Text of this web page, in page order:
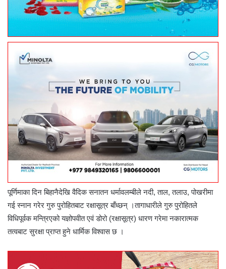
पूर्णिमाका दिन बिहानैदेखि वैदिक सनातन धर्मावलम्बीले नदी, ताल, तलाउ, पोखरीमा
गई स्नान गरेर गुरु पुरोहितबाट रक्षासूत्र बाँध्छन् ।तागाधारीले गुरु पुरोहितले
विधिपूर्वक मन्त्रिएको यज्ञोपवीत एवं डोरो (रक्षासूत्र) धारण गरेमा नकारात्मक
तत्वबाट सुरक्षा प्राप्त हुने धार्मिक विश्वास छ ।